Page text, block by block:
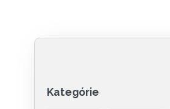
Kategórie